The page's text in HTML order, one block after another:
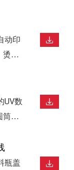
、
产
准
表
动印
烫金
生
，适
妆
UV数
筒式
、金
瓶盖